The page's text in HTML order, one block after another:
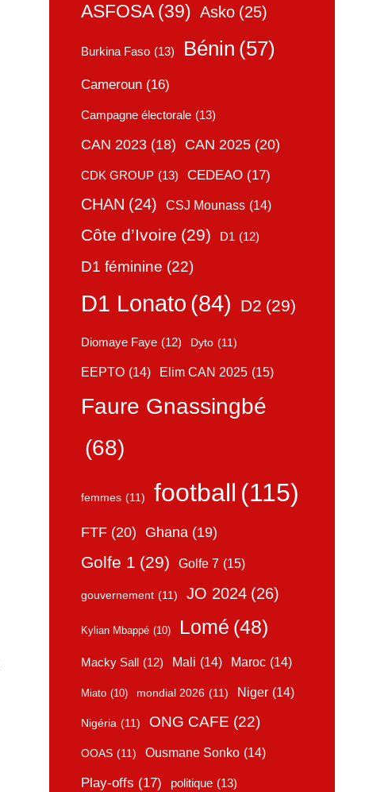
ASFOSA (39) Asko (25)
Burkina Faso (13) Bénin (57)
Cameroun (16)
Campagne électorale (13)
CAN 2023 (18) CAN 2025 (20)
CDK GROUP (13) CEDEAO (17)
CHAN (24) CSJ Mounass (14)
Côte d’Ivoire (29) D1 (12)
D1 féminine (22)
D1 Lonato (84) D2 (29)
Diomaye Faye (12) Dyto (11)
EEPTO (14) Elim CAN 2025 (15)
Faure Gnassingbé
(68)
femmes (11) football (115)
FTF (20) Ghana (19)
Golfe 1 (29) Golfe 7 (15)
gouvernement (11) JO 2024 (26)
Kylian Mbappé (10) Lomé (48)
Macky Sall (12) Mali (14) Maroc (14)
Miato (10) mondial 2026 (11) Niger (14)
Nigéria (11) ONG CAFE (22)
OOAS (11) Ousmane Sonko (14)
Play-offs (17) politique (13)